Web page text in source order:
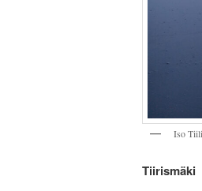
Iso
Tiirismäki